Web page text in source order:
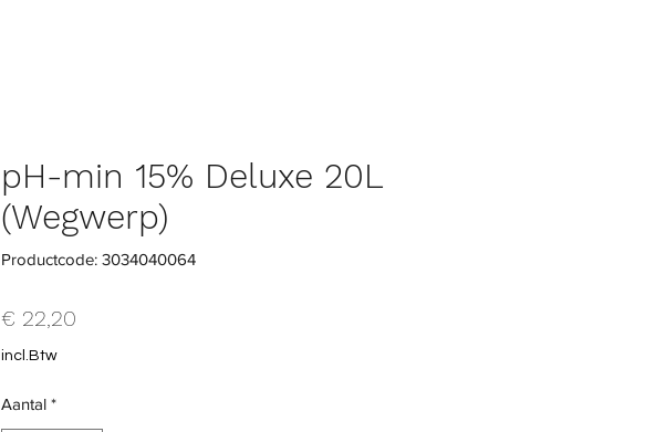
pH-min 15% Deluxe 20L
(Wegwerp)
Productcode: 3034040064
€ 22,20
incl.Btw
Aantal *